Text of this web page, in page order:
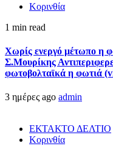
Κορινθία
1 min read
Χωρίς ενεργό μέτωπο η
Σ.Μουρίκης
φωτοβολταϊκά η φωτιά
3 ημέρες ago admin
ΕΚΤΑΚΤΟ ΔΕΛΤΙΟ
Κορινθία